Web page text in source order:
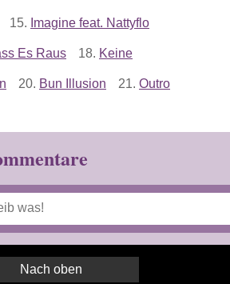
15. Imagine feat. Nattyflo
Es Raus 18. Keine
20. Bun Illusion 21. Outro
Nach oben